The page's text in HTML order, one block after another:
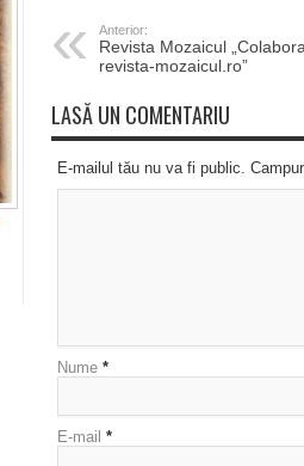
Anterior:
Revista Mozaicul
revista-mozaicul.ro”
LASĂ UN COMENTARIU
E-mailul tău nu va fi public.
Nume *
E-mail *